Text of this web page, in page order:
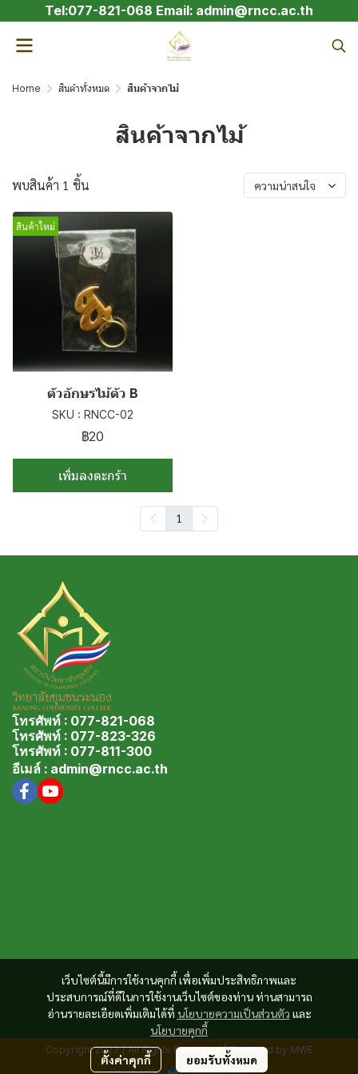
Tel:077-821-068 Email: admin@rncc.ac.th
Home สินค้าทั้งหมด สินค้าจากไม้
สินค้าจากไม้
พบสินค้า 1 ชิ้น ความน่าสนใจ
สินค้าใหม่
ตัวอักษรไม้ตัว B
SKU : RNCC-02
฿20
เพิ่มลงตะกร้า
1
เว็บไซต์นี้มีการใช้งานคุกกี้ เพื่อเพิ่มประสิทธิภาพและ
ประสบการณ์ที่ดีในการใช้งานเว็บไซต์ของท่าน ท่านสามารถ
อ่านรายละเอียดเพิ่มเติมได้ที่ นโยบายความเป็นส่วนตัว และ
นโยบายคุกกี้
ตั้งค่าคุกกี้ ยอมรับทั้งหมด
โทรศัพท์ : 077-821-068
โทรศัพท์ : 077-823-326
โทรศัพท์ : 077-811-300
อีเมล์ : admin@rncc.ac.th
Copyright 2023 | All Rights Reserved | Powered by MWE